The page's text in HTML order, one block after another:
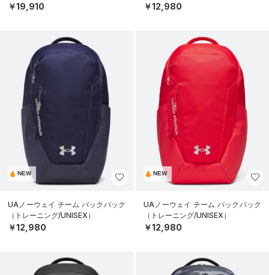
￥19,910 ￥12,980
NEW
UAノーウェイ チーム バックパック
（トレーニング/UNISEX）
￥12,980
NEW
UAノーウェイ チーム バックパック
（トレーニング/UNISEX）
￥12,980